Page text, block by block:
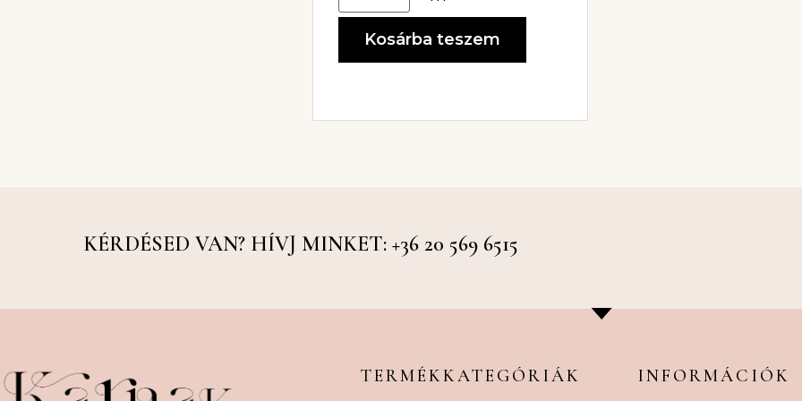
Kosárba teszem
KÉRDÉSED VAN? HÍVJ MINKET: +36 20 569 6515
TERMÉKKATEGÓRIÁK INFORMÁCIÓK